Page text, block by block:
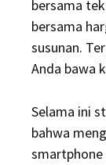
bersama
bersama
susunan.
Anda bawa
Selama ini
bahwa
smartphone